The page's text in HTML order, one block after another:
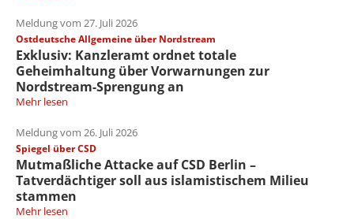
Meldung vom 27. Juli 2026
Ostdeutsche Allgemeine über Nordstream
Exklusiv: Kanzleramt ordnet totale
Geheimhaltung über Vorwarnungen zur
Nordstream-Sprengung an
Mehr lesen
Meldung vom 26. Juli 2026
Spiegel über CSD
Mutmaßliche Attacke auf CSD Berlin –
Tatverdächtiger soll aus islamistischem Milieu
stammen
Mehr lesen